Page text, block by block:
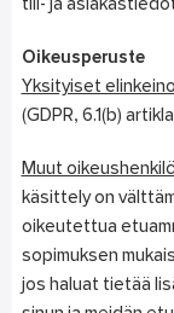
tili- ja
Oikeusperuste
Yksityiset
(GDPR, 6.1(b)
Muut
käsittely on
oikeutettua
sopimuksen
jos haluat tietää